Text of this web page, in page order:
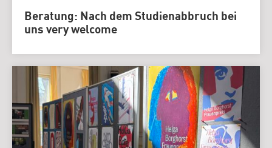
Beratung: Nach dem Studienabbruch bei
uns very welcome